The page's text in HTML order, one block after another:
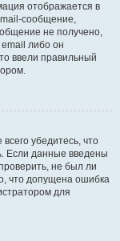
отображается в
сообщение,
не получено,
либо он
ввели правильный
убедитесь, что
Если данные введены
не был ли
что допущена ошибка
для